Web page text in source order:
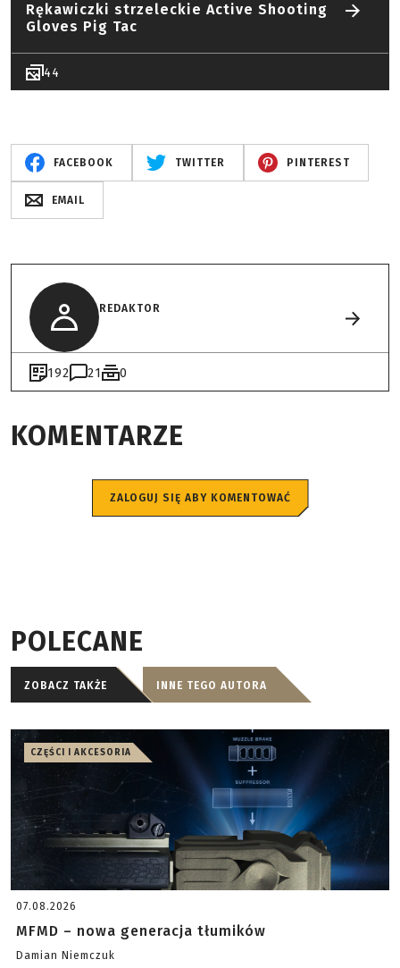
Rękawiczki strzeleckie Active Shooting
Gloves Pig Tac
44
FACEBOOK TWITTER PINTEREST
EMAIL
REDAKTOR
192 21 0
KOMENTARZE
ZALOGUJ SIĘ ABY KOMENTOWAĆ
POLECANE
ZOBACZ TAKŻE INNE TEGO AUTORA
CZĘŚCI I AKCESORIA
07.08.2026
MFMD – nowa generacja tłumików
Damian Niemczuk